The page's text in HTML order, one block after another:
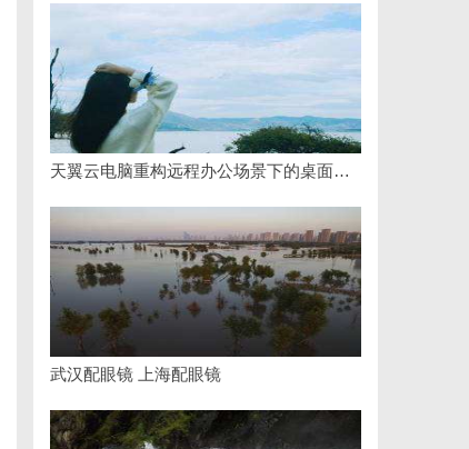
天翼云电脑重构远程办公场景下的桌面资源交付模式
武汉配眼镜 上海配眼镜